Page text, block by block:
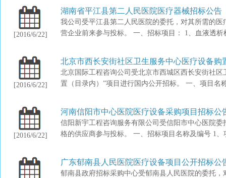
[2016/6/22]
湖南省平江县第二人民医院医疗器械招标公告
我公司受平江县第二人民医院的委托，对其所需的
营企业前来参与投标。 一、招标项目： 1、血液透析
[2016/6/22]
北京市西长安街社区卫生服务中心医疗设备购
北京国际工程咨询公司受北京市西城区西长安街社
置（目录内）”项目进行国内公开招标。 一、项目名
[2016/6/22]
河南信阳市中心医院医疗设备采购项目招标公
信阳新宇工程咨询服务有限公司受信阳市中心医院
格的供应商参与投标。 一、招标项目名称及编号 1、
广东郁南县人民医院医疗设备项目公开招标公
郁南县政府招标采购中心受郁南县人民医院的委托